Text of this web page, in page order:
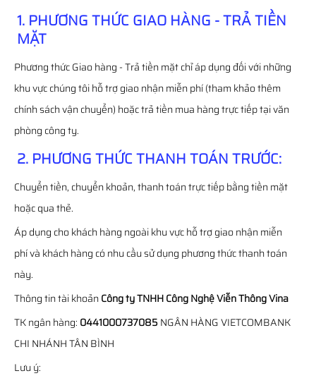
1. PHƯƠNG THỨC GIAO HÀNG - TRẢ TIỀN
MẶT
Phương thức Giao hàng - Trả tiền mặt chỉ áp dụng đối với những
khu vực chúng tôi hỗ trợ giao nhận miễn phí (tham khảo thêm
chính sách vận chuyển) hoặc trả tiền mua hàng trực tiếp tại văn
phòng công ty.
2. PHƯƠNG THỨC THANH TOÁN TRƯỚC:
Chuyển tiền, chuyển khoản, thanh toán trực tiếp bằng tiền mặt
hoặc qua thẻ.
Áp dụng cho khách hàng ngoài khu vực hỗ trợ giao nhận miễn
phí và khách hàng có nhu cầu sử dụng phương thức thanh toán
này.
Thông tin tài khoảnCông ty TNHH Công Nghệ Viễn Thông Vina
TK ngân hàng: 0441000737085NGÂN HÀNG VIETCOMBANK
CHI NHÁNH TÂN BÌNH
Lưu ý: